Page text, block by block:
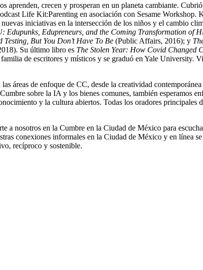
aprenden, crecen y prosperan en un planeta cambiante.
Life Kit:Parenting en asociación con Sesame Workshop.
nuevas iniciativas en la intersección de los niños y el cambio
Edupunks, Edupreneurs, and the Coming Transformation of
Testing, But You Don’t Have To Be (Public Affairs, 2016); y
Su último libro es The Stolen Year: How Covid Changed
de escritores y místicos y se graduó en Yale University.
áreas de enfoque de CC, desde la creatividad
sobre la IA y los bienes comunes, también esperamos
y la cultura abiertos. Todas los oradores
a nosotros en la Cumbre en la Ciudad de México para
conexiones informales en la Ciudad de México y en línea
recíproco y sostenible.